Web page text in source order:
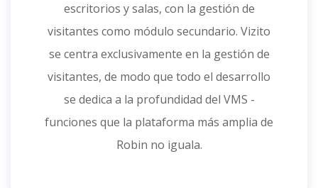
escritorios y salas, con la gestión de
visitantes como módulo secundario. Vizito
se centra exclusivamente en la gestión de
visitantes, de modo que todo el desarrollo
se dedica a la profundidad del VMS -
funciones que la plataforma más amplia de
Robin no iguala.